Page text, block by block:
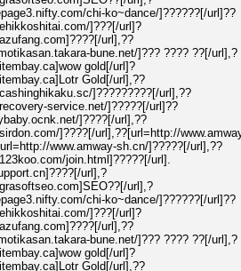
chi-ko~dance/]??????[/url]??
]???[/url]?
url],??
bune.net/]??? ???? ??[/url],?
gold[/url]?
Gold[/url],??
]?????????[/url],??
service.net/]?????[/url]??
]????[/url],??
]????[/url],??[url=http://
www.amway-sh.cn/]?????[/url],??
join.html]?????[/url].
url],?
url],?
chi-ko~dance/]??????[/url]??
]???[/url]?
url],??
bune.net/]??? ???? ??[/url],?
gold[/url]?
Gold[/url],??